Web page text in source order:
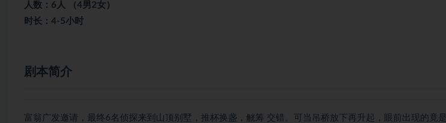
人数：6人 （4男2女）
时长：4-5小时
剧本简介
富翁广发邀请，最终6名侦探来到山顶别墅，推杯换盏，觥筹 交错。可当吊桥放下再升起，眼前出现的竟